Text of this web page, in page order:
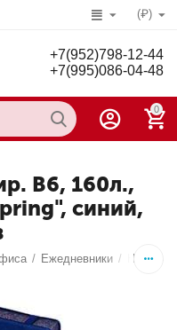
(₽)
+7(952)798-12-44
+7(995)086-04-48
0
В6, 160л.,
синий,
/ Ежедневники /